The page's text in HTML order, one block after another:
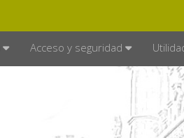
Acceso y seguridad